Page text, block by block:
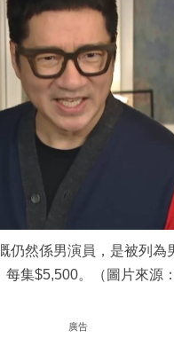
仍然係男演員，是被列為
每集$5,500。（圖片來源
廣告